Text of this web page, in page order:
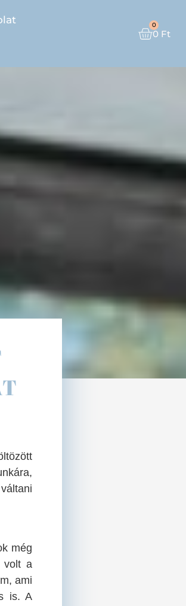
0 Ft
0
még
volt a
ami
is. A